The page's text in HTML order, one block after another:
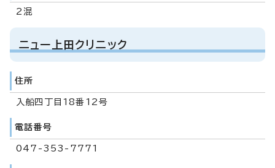
2混
ニュー上田クリニック
住所
入船四丁目18番12号
電話番号
047-353-7771